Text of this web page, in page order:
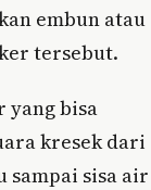
embun atau
tersebut.
yang bisa
kresek dari
sampai sisa air